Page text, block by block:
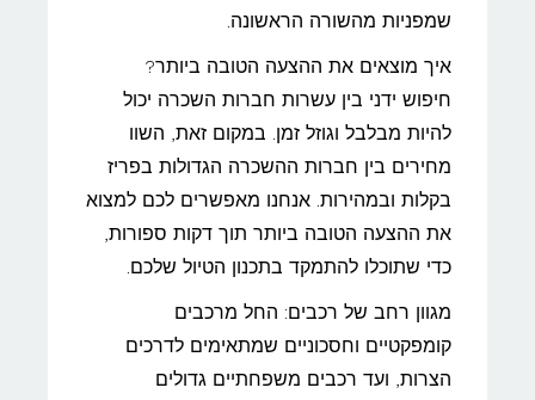
שמפניות מהשורה הראשונה.
איך מוצאים את ההצעה הטובה ביותר?
חיפוש ידני בין עשרות חברות השכרה יכול
להיות מבלבל וגוזל זמן. במקום זאת, השוו
מחירים בין חברות ההשכרה הגדולות בפריז
בקלות ובמהירות. אנחנו מאפשרים לכם למצוא
את ההצעה הטובה ביותר תוך דקות ספורות,
כדי שתוכלו להתמקד בתכנון הטיול שלכם.
מגוון רחב של רכבים: החל מרכבים
קומפקטיים וחסכוניים שמתאימים לדרכים
הצרות, ועד רכבים משפחתיים גדולים